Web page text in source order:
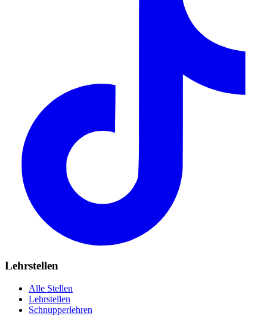
Lehrstellen
Alle Stellen
Lehrstellen
Schnupperlehren